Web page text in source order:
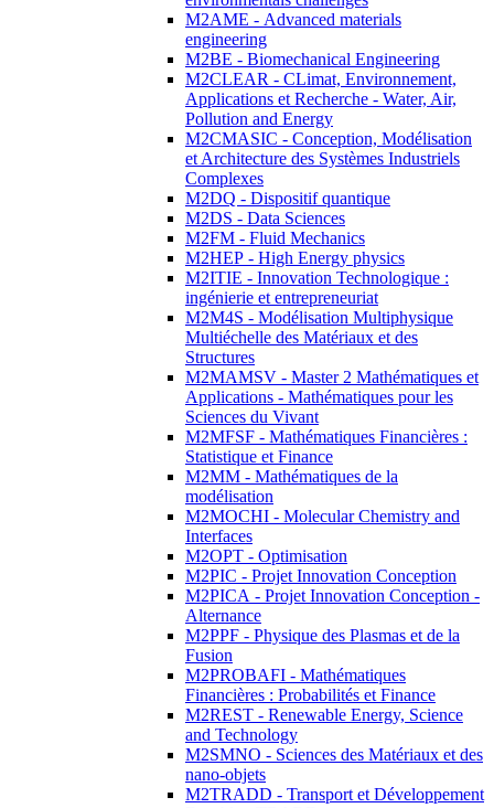
M2AME - Advanced materials
engineering
M2BE - Biomechanical Engineering
M2CLEAR - CLimat, Environnement,
Applications et Recherche - Water, Air,
Pollution and Energy
M2CMASIC - Conception, Modélisation
et Architecture des Systèmes Industriels
Complexes
M2DQ - Dispositif quantique
M2DS - Data Sciences
M2FM - Fluid Mechanics
M2HEP - High Energy physics
M2ITIE - Innovation Technologique :
ingénierie et entrepreneuriat
M2M4S - Modélisation Multiphysique
Multiéchelle des Matériaux et des
Structures
M2MAMSV - Master 2 Mathématiques et
Applications - Mathématiques pour les
Sciences du Vivant
M2MFSF - Mathématiques Financières :
Statistique et Finance
M2MM - Mathématiques de la
modélisation
M2MOCHI - Molecular Chemistry and
Interfaces
M2OPT - Optimisation
M2PIC - Projet Innovation Conception
M2PICA - Projet Innovation Conception -
Alternance
M2PPF - Physique des Plasmas et de la
Fusion
M2PROBAFI - Mathématiques
Financières : Probabilités et Finance
M2REST - Renewable Energy, Science
and Technology
M2SMNO - Sciences des Matériaux et des
nano-objets
M2TRADD - Transport et Développement